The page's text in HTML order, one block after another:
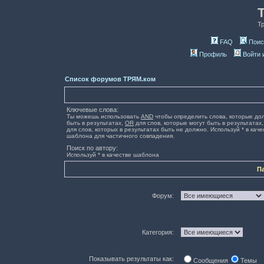
FAQ
Профиль
Войти
Список форумов ТРЯМ.ком
Ключевые слова:
Ты можешь использовать AND чтобы определить слова, которые
быть в результатах, OR для слов, которые могут быть в
для слов, которых в результатах быть не должно. Используй * в
шаблона для частичного совпадения.
Поиск по автору:
Используй * в качестве шаблона
Форум:
Категория:
Показывать результаты как: Сообщения Темы